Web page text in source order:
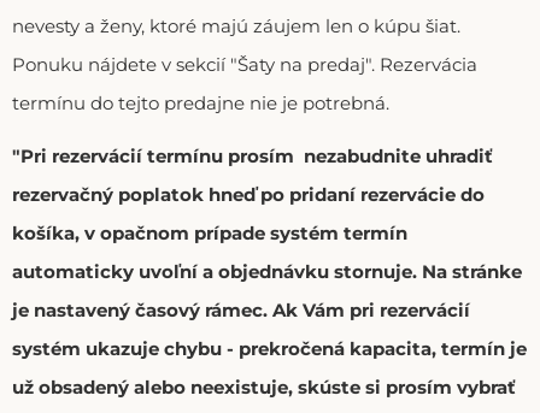
nevesty a ženy, ktoré majú záujem len o kúpu šiat.
Ponuku nájdete v sekcií "Šaty na predaj". Rezervácia
termínu do tejto predajne nie je potrebná.
"Pri rezervácií termínu prosím nezabudnite uhradiť
rezervačný poplatok hneď po pridaní rezervácie do
košíka, v opačnom prípade systém termín
automaticky uvoľní a objednávku stornuje. Na stránke
je nastavený časový rámec. Ak Vám pri rezervácií
systém ukazuje chybu - prekročená kapacita, termín je
už obsadený alebo neexistuje, skúste si prosím vybrať